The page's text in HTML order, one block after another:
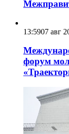
13:5907 авг
форум